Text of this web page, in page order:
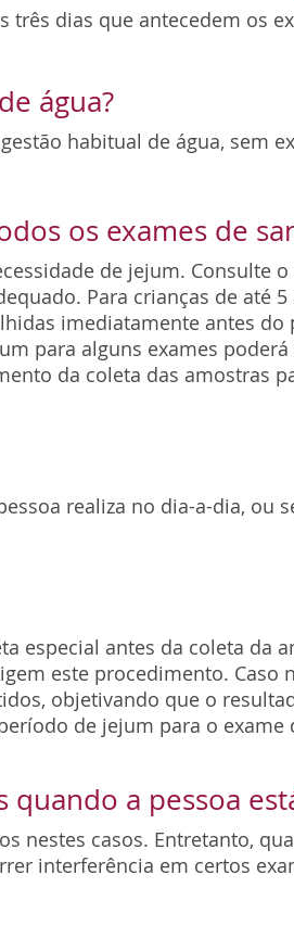
dias que antecedem os
água?
habitual de água, sem
os exames de
de jejum. Consulte
Para crianças de até
imediatamente antes
para alguns exames
da coleta das amostras
realiza no dia-a-dia, ou
especial antes da coleta da
este procedimento. Caso
objetivando que o
de jejum para o
quando a pessoa
nestes casos. Entretanto,
interferência em certos